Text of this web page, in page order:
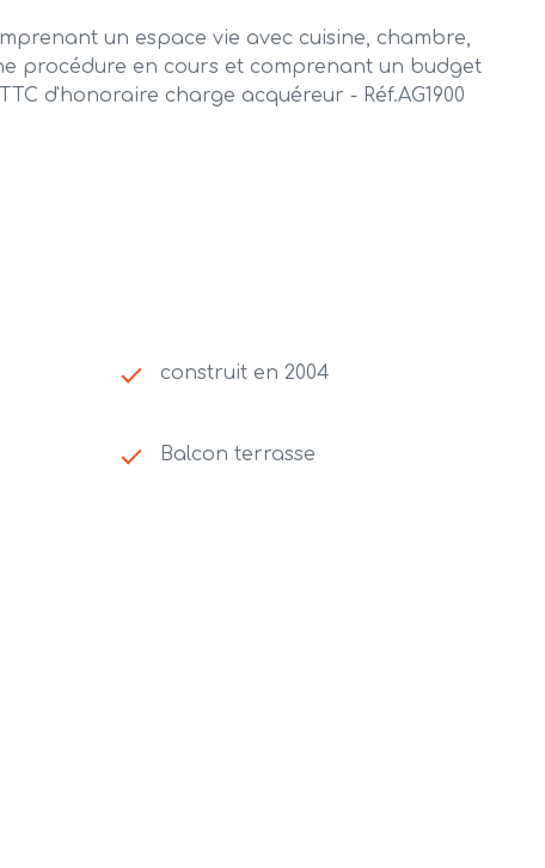
un espace vie avec cuisine, chambre,
procédure en cours et comprenant un budget
d'honoraire charge acquéreur - Réf.AG1900
construit en 2004
Balcon terrasse